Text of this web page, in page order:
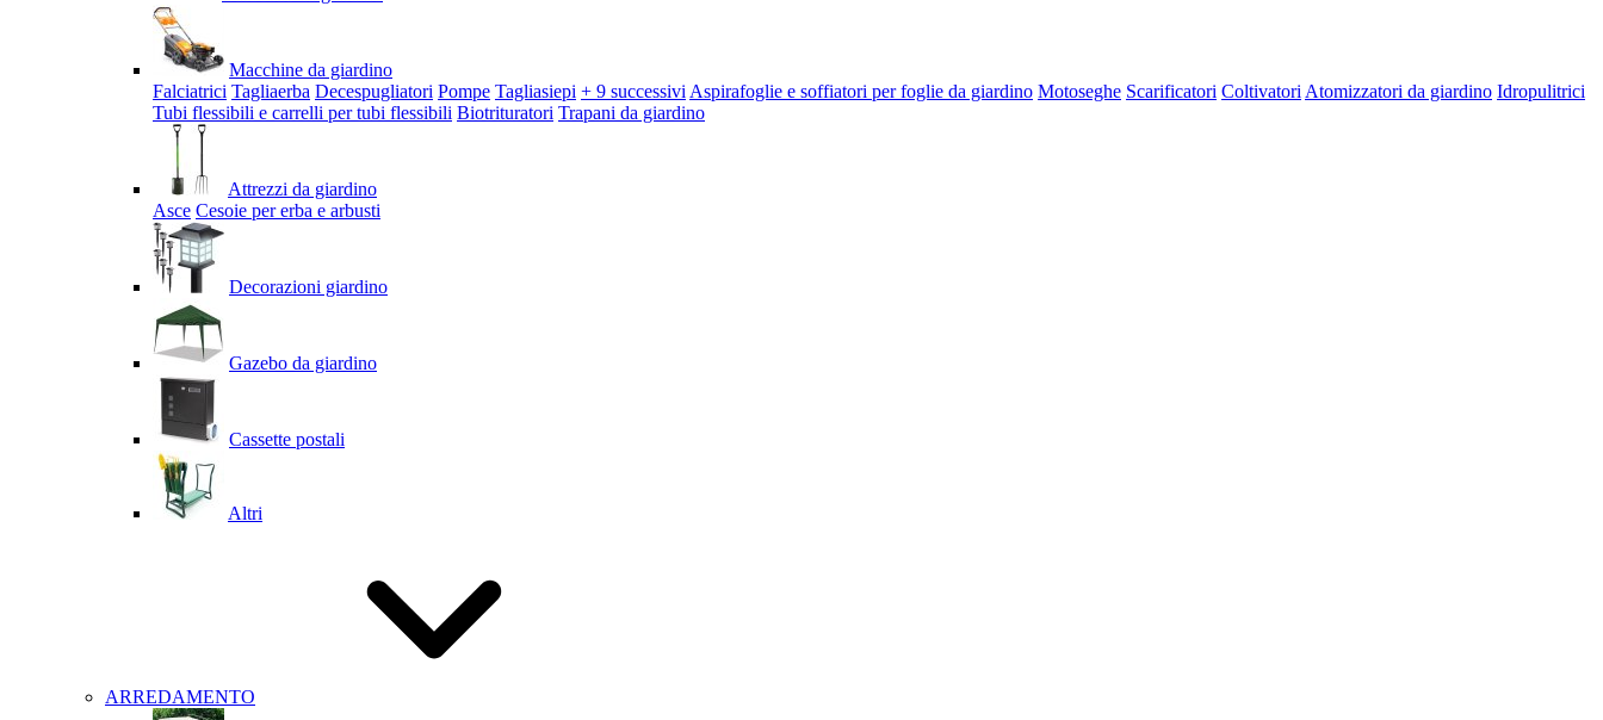
Macchine da giardino
Falciatrici Tagliaerba Decespugliatori Pompe Tagliasiepi + 9 successivi Aspirafoglie e soffiatori per foglie da giardino Motoseghe Scarificatori Coltivatori Atomizzatori da giardino Idropulitrici
Tubi flessibili e carrelli per tubi flessibili Biotrituratori Trapani da giardino
Attrezzi da giardino
Asce Cesoie per erba e arbusti
Decorazioni giardino
Gazebo da giardino
Cassette postali
Altri
ARREDAMENTO